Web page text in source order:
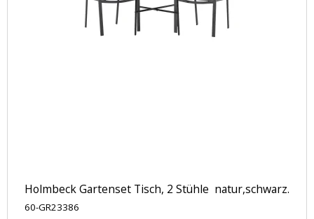
Holmbeck Gartenset Tisch, 2 Stühle natur,schwarz.
60-GR23386